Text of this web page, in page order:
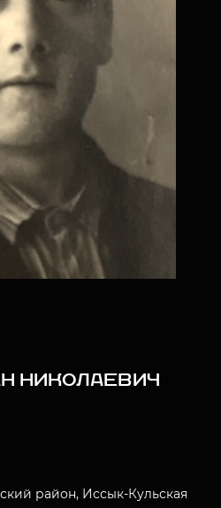
НИКОЛАЕВИЧ
район, Иссык-Кульская